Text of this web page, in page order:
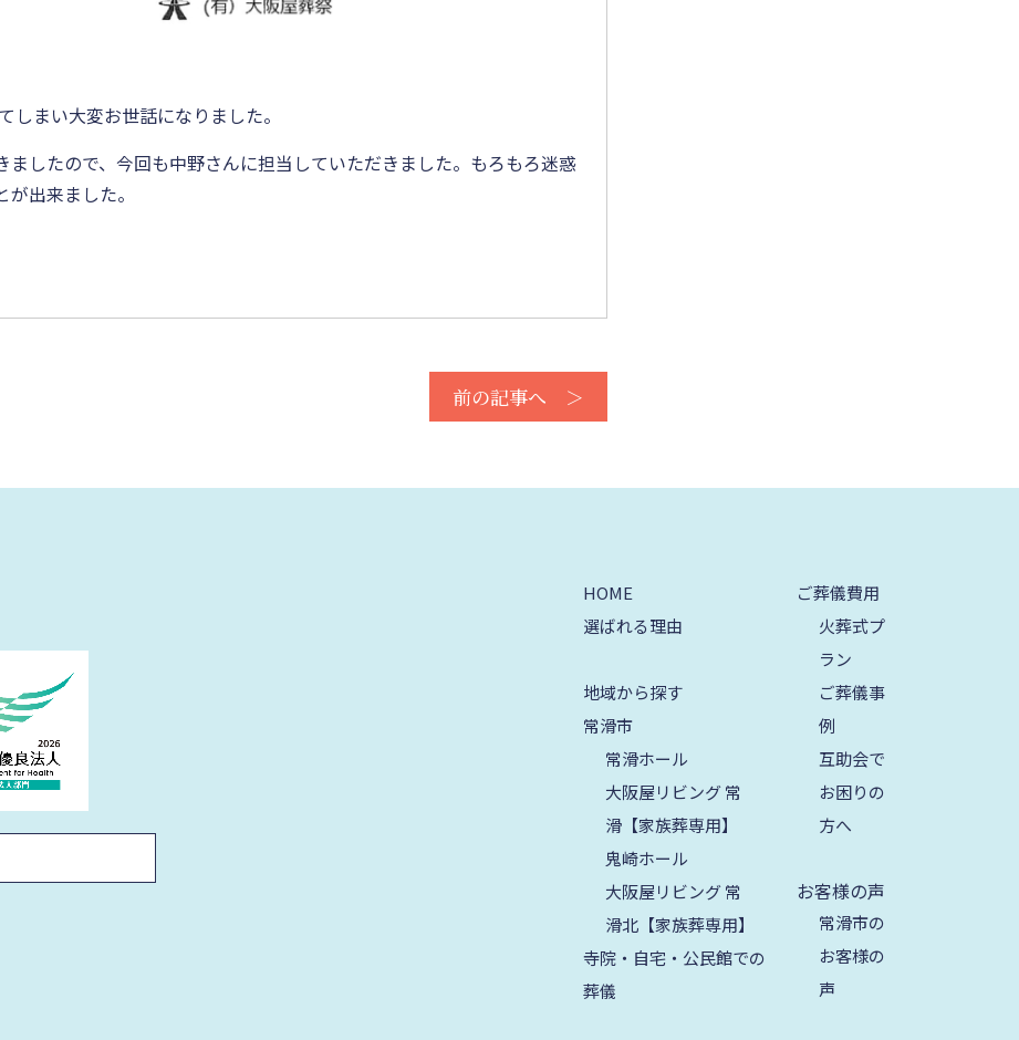
まい大変お世話になりました。
したので、今回も中野さんに担当していただきました。もろもろ迷惑
出来ました。
前の記事へ ＞
2024年11月
2024年8月
2024年5月
2024年4月
2024年3月
2024年2月
2024年1月
2023年12月
HOME
選ばれる理由
地域から探す
常滑市
常滑ホール
大阪屋リビング 常
滑【家族葬専用】
鬼崎ホール
大阪屋リビング 常
滑北【家族葬専用】
寺院・自宅・公民館での
葬儀
ご葬儀費用
火葬式プ
ラン
ご葬儀事
例
互助会で
お困りの
方へ
お客様の声
常滑市の
お客様の
声